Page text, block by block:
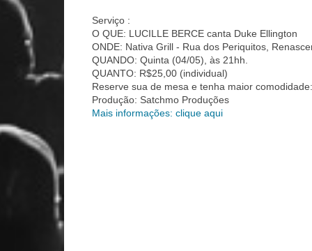
Serviço :
O QUE: LUCILLE BERCE canta Duke Ellington
ONDE: Nativa Grill - Rua dos Periquitos,
QUANDO: Quinta (04/05), às 21hh.
QUANTO: R$25,00 (individual)
Reserve sua de mesa e tenha maior
Produção: Satchmo Produções
Mais informações: clique aqui